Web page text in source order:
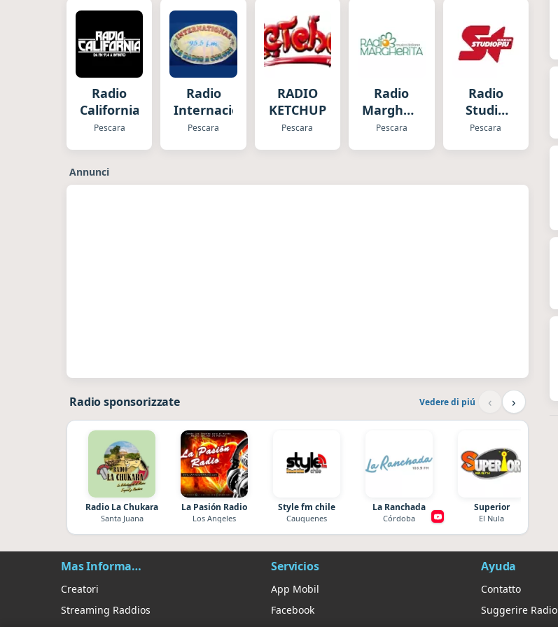
Radio
California
Pescara
Radio
Internacional
Pescara
RADIO
KETCHUP
Pescara
Radio
Margherita
Música
Pescara
Radio
Studio
Piu
Pescara
Annunci
Radio sponsorizzate Vedere di piú ‹ ›
Radio La Chukara
Santa Juana
La Pasión Radio
Los Angeles
Style fm chile
Cauquenes
La Ranchada
Córdoba
Superior
El Nula
Mas Información
Creatori
Streaming Raddios
Servicios
App Mobil
Facebook
Ayuda
Contatto
Suggerire Radio